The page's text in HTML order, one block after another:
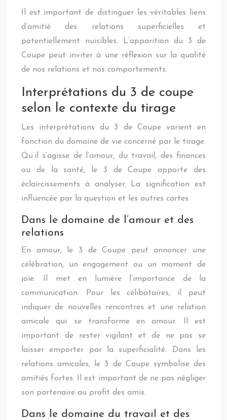
Il est important de distinguer les véritables liens
d’amitié des relations superficielles et
potentiellement nuisibles. L’apparition du 3 de
Coupe peut inviter à une réflexion sur la qualité
de nos relations et nos comportements.
Interprétations du 3 de coupe
selon le contexte du tirage
Les interprétations du 3 de Coupe varient en
fonction du domaine de vie concerné par le tirage.
Qu’il s’agisse de l’amour, du travail, des finances
ou de la santé, le 3 de Coupe apporte des
éclaircissements à analyser. La signification est
influencée par la question et les autres cartes.
Dans le domaine de l’amour et des
relations
En amour, le 3 de Coupe peut annoncer une
célébration, un engagement ou un moment de
joie. Il met en lumière l’importance de la
communication. Pour les célibataires, il peut
indiquer de nouvelles rencontres et une relation
amicale qui se transforme en amour. Il est
important de rester vigilant et de ne pas se
laisser emporter par la superficialité. Dans les
relations amicales, le 3 de Coupe symbolise des
amitiés fortes. Il est important de ne pas négliger
son partenaire au profit des amis.
Dans le domaine du travail et des